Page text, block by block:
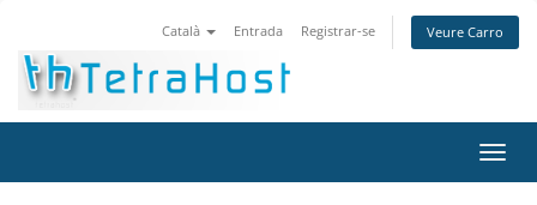
Català Entrada Registrar-se Veure Carro
la